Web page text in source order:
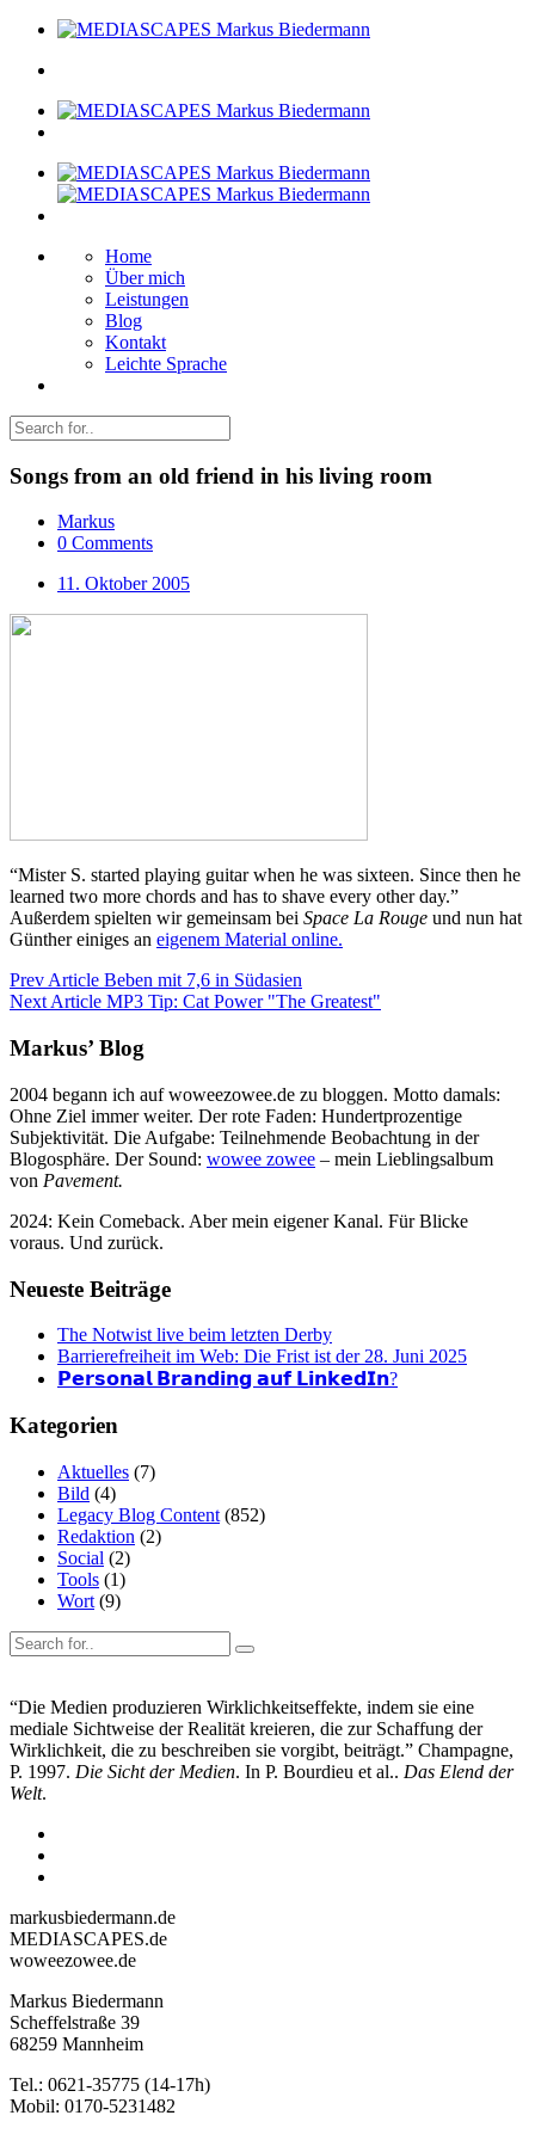
Home
Über mich
Leistungen
Blog
Kontakt
Leichte Sprache
Songs from an old friend in his living room
Markus
0 Comments
11. Oktober 2005
“Mister S. started playing guitar when he was sixteen. Since then he
learned two more chords and has to shave every other day.”
Außerdem spielten wir gemeinsam bei Space La Rouge und nun hat
Günther einiges an eigenem Material online.
Prev Article Beben mit 7,6 in Südasien
Next Article MP3 Tip: Cat Power "The Greatest"
Markus’ Blog
2004 begann ich auf woweezowee.de zu bloggen. Motto damals:
Ohne Ziel immer weiter. Der rote Faden: Hundertprozentige
Subjektivität. Die Aufgabe: Teilnehmende Beobachtung in der
Blogosphäre. Der Sound: wowee zowee – mein Lieblingsalbum
von Pavement.
2024: Kein Comeback. Aber mein eigener Kanal. Für Blicke
voraus. Und zurück.
Neueste Beiträge
The Notwist live beim letzten Derby
Barrierefreiheit im Web: Die Frist ist der 28. Juni 2025
𝗣𝗲𝗿𝘀𝗼𝗻𝗮𝗹 𝗕𝗿𝗮𝗻𝗱𝗶𝗻𝗴 𝗮𝘂𝗳 𝗟𝗶𝗻𝗸𝗲𝗱𝗜𝗻?
Kategorien
Aktuelles (7)
Bild (4)
Legacy Blog Content (852)
Redaktion (2)
Social (2)
Tools (1)
Wort (9)
“Die Medien produzieren Wirklichkeitseffekte, indem sie eine
mediale Sichtweise der Realität kreieren, die zur Schaffung der
Wirklichkeit, die zu beschreiben sie vorgibt, beiträgt.” Champagne,
P. 1997. Die Sicht der Medien. In P. Bourdieu et al.. Das Elend der
Welt.
markusbiedermann.de
MEDIASCAPES.de
woweezowee.de
Markus Biedermann
Scheffelstraße 39
68259 Mannheim
Tel.: 0621-35775 (14-17h)
Mobil: 0170-5231482